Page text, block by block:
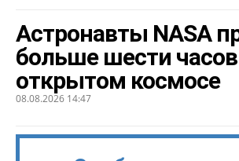
Астронавты NASA
больше шести
открытом космосе
08.08.2026 14:47